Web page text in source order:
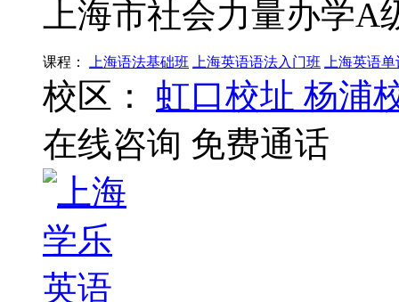
上海市社会力量办学A
课程： 上海语法基础班 上海英语语法入门班 上海英语
校区： 虹口校址 杨浦
在线咨询 免费通话